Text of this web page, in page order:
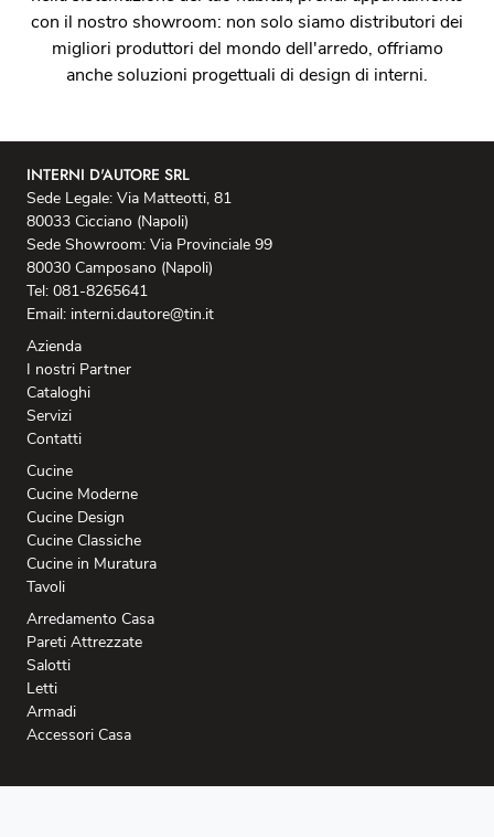
con il nostro showroom: non solo siamo distributori dei
migliori produttori del mondo dell'arredo, offriamo
anche soluzioni progettuali di design di interni.
INTERNI D'AUTORE SRL
Sede Legale: Via Matteotti, 81
80033 Cicciano (Napoli)
Sede Showroom: Via Provinciale 99
80030 Camposano (Napoli)
Tel: 081-8265641
Email: interni.dautore@tin.it
Azienda
I nostri Partner
Cataloghi
Servizi
Contatti
Cucine
Cucine Moderne
Cucine Design
Cucine Classiche
Cucine in Muratura
Tavoli
Arredamento Casa
Pareti Attrezzate
Salotti
Letti
Armadi
Accessori Casa